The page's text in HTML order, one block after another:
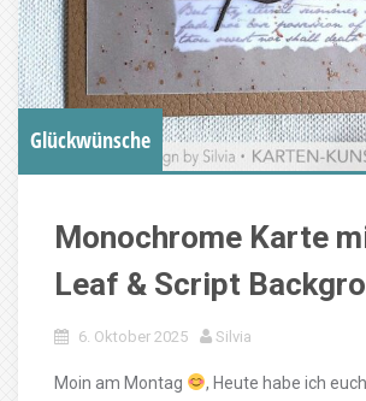
Glückwünsche
Monochrome Karte
Leaf & Script
6. Oktober 2025 Silvia
Moin am Montag
, Heute habe ich